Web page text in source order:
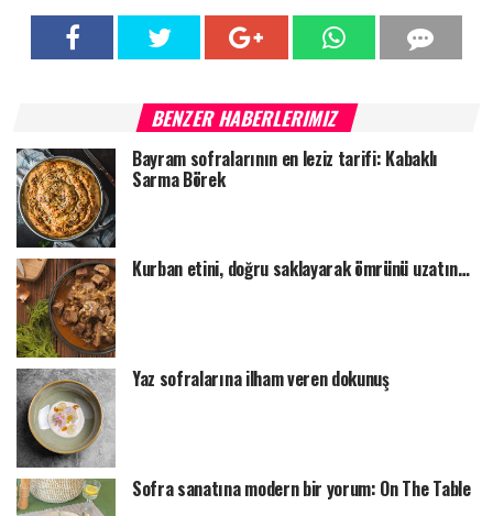
BENZER HABERLERIMIZ
Bayram sofralarının en leziz tarifi: Kabaklı
Sarma Börek
Kurban etini, doğru saklayarak ömrünü uzatın…
Yaz sofralarına ilham veren dokunuş
Sofra sanatına modern bir yorum: On The Table